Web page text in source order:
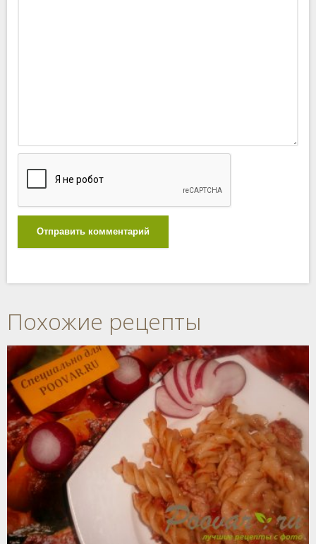
Отправить комментарий
Похожие рецепты